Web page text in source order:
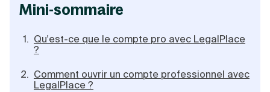
Découvrez notre cabinet d'expertise
Création de SAS
Création d'association
Aides à la création d’entreprise
Fermeture d’une entreprise
mini-sommaire
Qu'est-ce que le compte pro avec LegalPlace
?
Comment ouvrir un compte professionnel avec
LegalPlace ?